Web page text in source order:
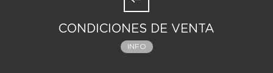
CONDICIONES DE VENTA
INFO